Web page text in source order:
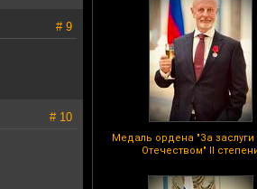
Медаль ордена "За
Отечеством" II
# 9
# 10